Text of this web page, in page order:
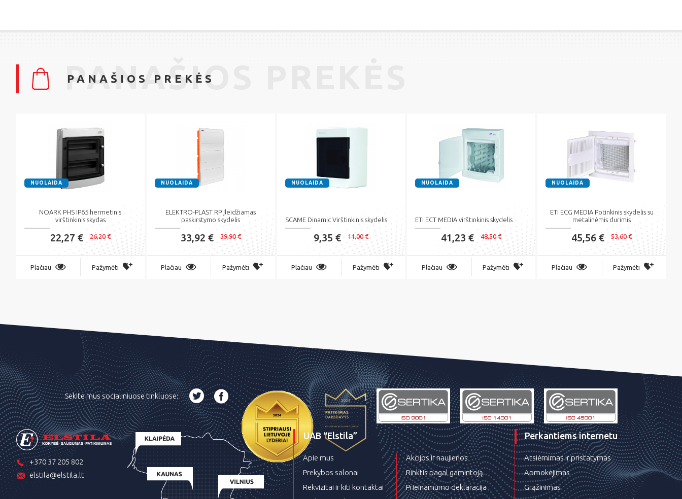
PANAŠIOS PREKĖS
PANAŠIOS PREKĖS
NUOLAIDA
NOARK PHS IP65 hermetinis
virštinkinis skydas
22,27 € 26,20 €
Plačiau Pažymėti
NUOLAIDA
ELEKTRO-PLAST RP Įleidžiamas
paskirstymo skydelis
33,92 € 39,90 €
Plačiau Pažymėti
NUOLAIDA
SCAME Dinamic Virštinkinis skydelis
9,35 € 11,00 €
Plačiau Pažymėti
NUOLAIDA
ETI ECT MEDIA virštinkinis skydelis
41,23 € 48,50 €
Plačiau Pažymėti
NUOLAIDA
ETI ECG MEDIA Potinkinis skydelis su
metalinėmis durimis
45,56 € 53,60 €
Plačiau Pažymėti
Sekite mus socialiniuose tinkluose:
+370 37 205 802
elstila@elstila.lt
UAB “Elstila”
Apie mus
Prekybos salonai
Rekvizitai ir kiti kontaktai
Akcijos ir naujienos
Rinktis pagal gamintoją
Prieinamumo deklaracija
Perkantiems internetu
Atsiėmimas ir pristatymas
Apmokėjimas
Grąžinimas